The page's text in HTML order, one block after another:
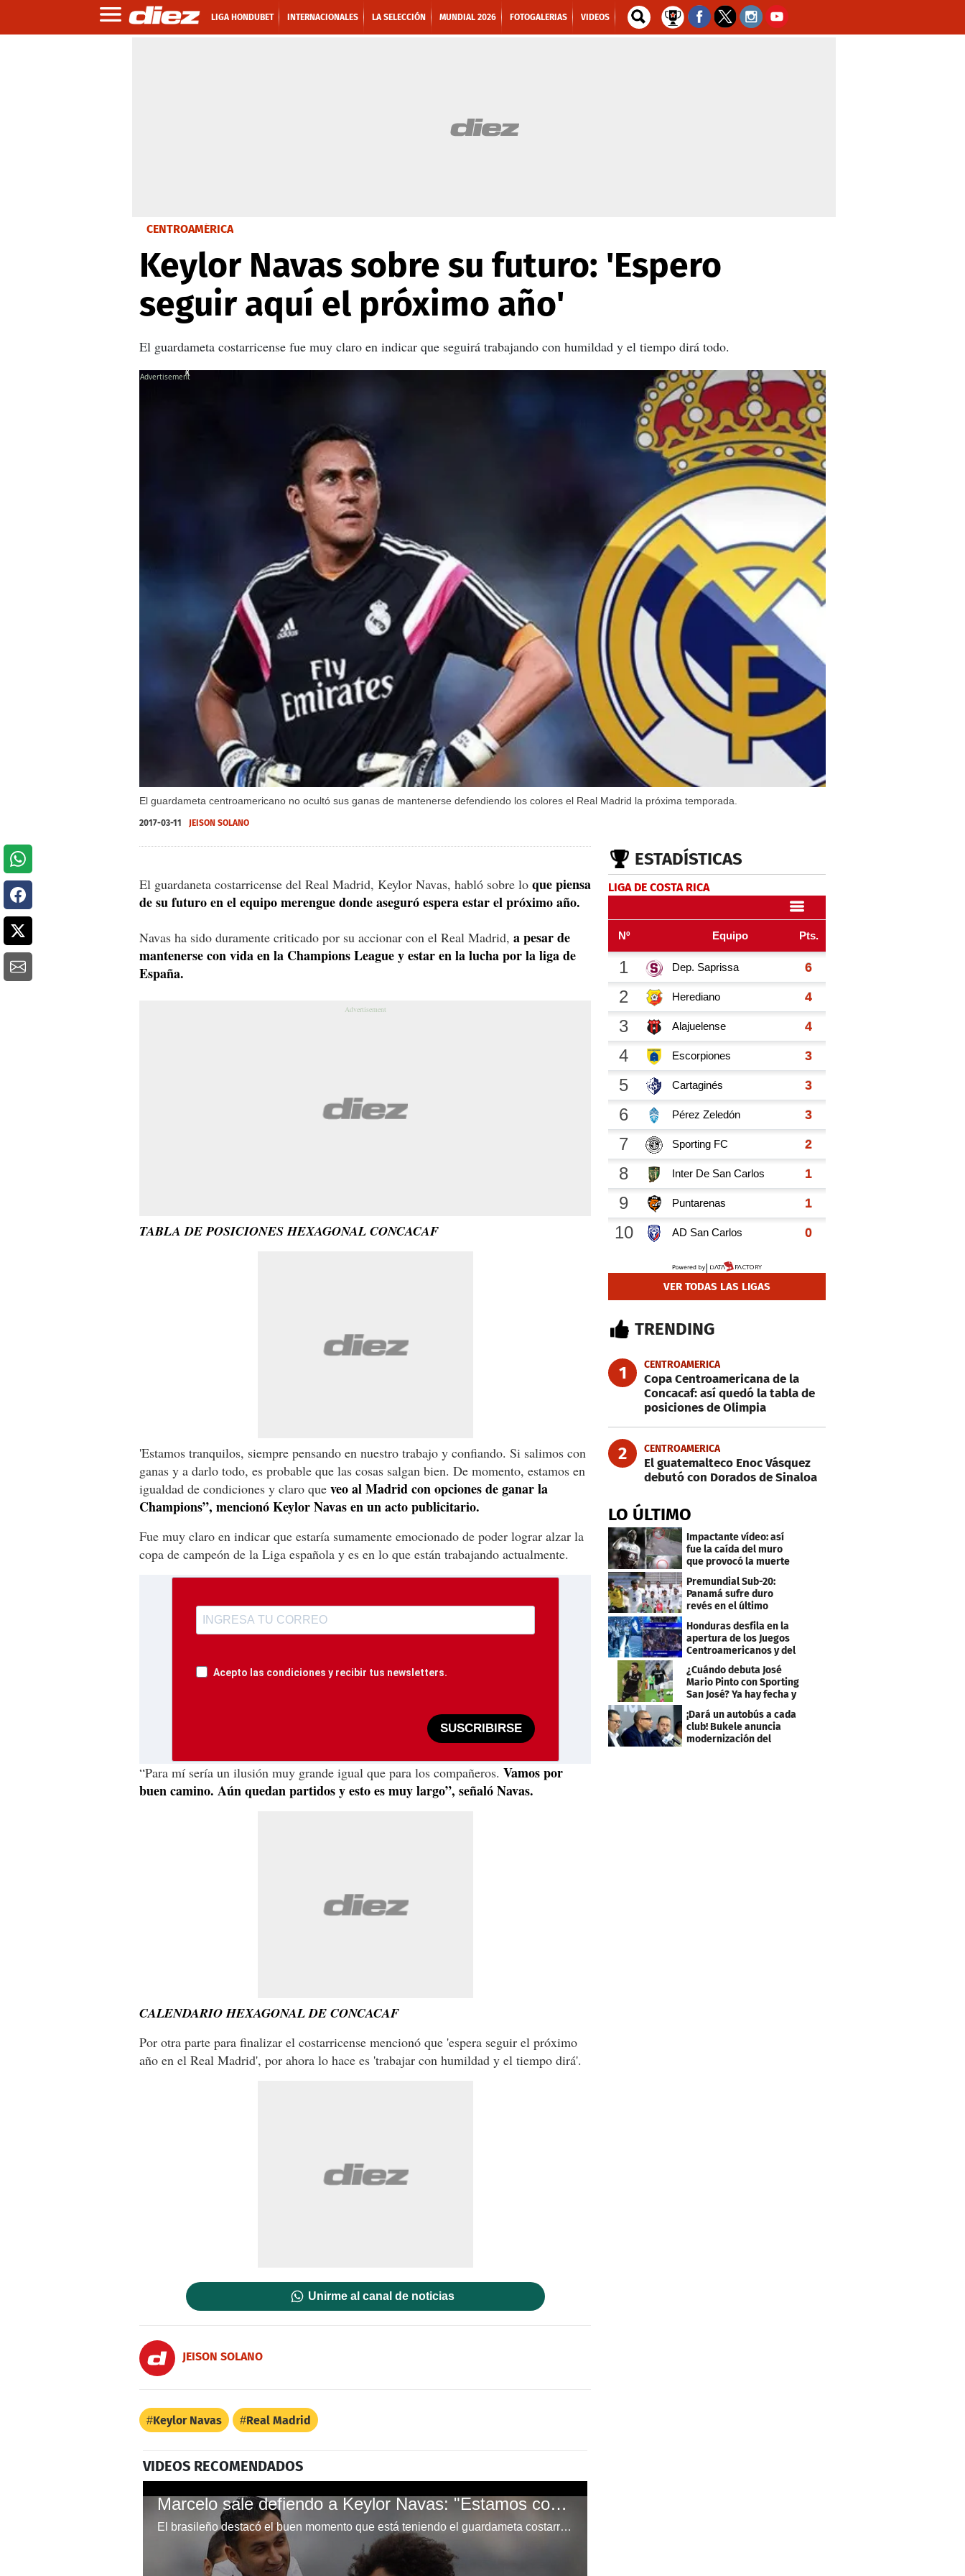
LIGA HONDUBET INTERNACIONALES LA SELECCIÓN MUNDIAL 2026 FOTOGALERIAS VIDEOS
CENTROAMÉRICA
Keylor Navas sobre su futuro: 'Espero
seguir aquí el próximo año'
El guardameta costarricense fue muy claro en indicar que seguirá trabajando con humildad y el tiempo dirá todo.
El guardameta centroamericano no ocultó sus ganas de mantenerse defendiendo los colores el Real Madrid la próxima temporada.
X
2017-03-11 JEISON SOLANO
El guardaneta costarricense del Real Madrid, Keylor Navas, habló sobre lo que piensa
de su futuro en el equipo merengue donde aseguró espera estar el próximo año.
Navas ha sido duramente criticado por su accionar con el Real Madrid, a pesar de
mantenerse con vida en la Champions League y estar en la lucha por la liga de
España.
TABLA DE POSICIONES HEXAGONAL CONCACAF
'Estamos tranquilos, siempre pensando en nuestro trabajo y confiando. Si salimos con
ganas y a darlo todo, es probable que las cosas salgan bien. De momento, estamos en
igualdad de condiciones y claro que veo al Madrid con opciones de ganar la
Champions”, mencionó Keylor Navas en un acto publicitario.
Fue muy claro en indicar que estaría sumamente emocionado de poder lograr alzar la
copa de campeón de la Liga española y es en lo que están trabajando actualmente.
Acepto las condiciones y recibir tus newsletters.
SUSCRIBIRSE
“Para mí sería un ilusión muy grande igual que para los compañeros. Vamos por
buen camino. Aún quedan partidos y esto es muy largo”, señaló Navas.
CALENDARIO HEXAGONAL DE CONCACAF
Por otra parte para finalizar el costarricense mencionó que 'espera seguir el próximo
año en el Real Madrid', por ahora lo hace es 'trabajar con humildad y el tiempo dirá'.
Unirme al canal de noticias
JEISON SOLANO
Keylor Navas Real Madrid
VIDEOS RECOMENDADOS
Marcelo sale defiendo a Keylor Navas: "Estamos con Keylor hasta a muerte"
El brasileño destacó el buen momento que está teniendo el guardameta costarricense Keylor Navas.
ESTADÍSTICAS
LIGA DE COSTA RICA
VER TODAS LAS LIGAS
TRENDING
1 CENTROAMERICA
Copa Centroamericana de la
Concacaf: así quedó la tabla de
posiciones de Olimpia
2 CENTROAMERICA
El guatemalteco Enoc Vásquez
debutó con Dorados de Sinaloa
LO ÚLTIMO
Impactante vídeo: así
fue la caída del muro
que provocó la muerte
de Tássio Maia
Premundial Sub-20:
Panamá sufre duro
revés en el último
minuto y se aleja de 4tos
Honduras desfila en la
apertura de los Juegos
Centroamericanos y del
Caribe 2026
¿Cuándo debuta José
Mario Pinto con Sporting
San José? Ya hay fecha y
¡Dará un autobús a cada
club! Bukele anuncia
modernización del